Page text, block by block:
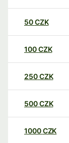
50CZK
100CZK
250CZK
500CZK
1000CZK